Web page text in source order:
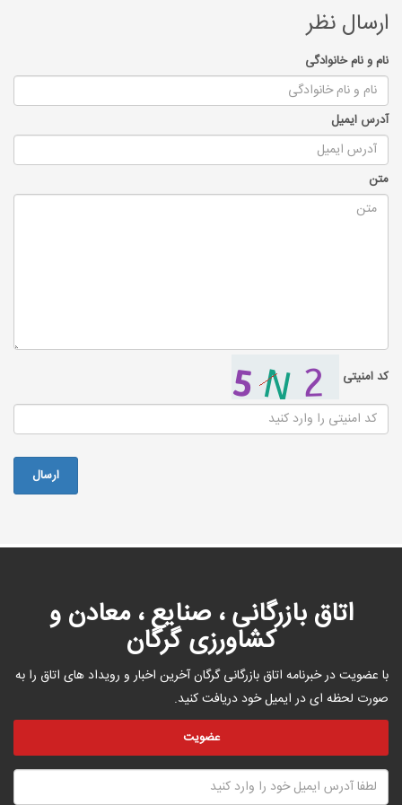
ارسال نظر
نام و نام خانوادگی
آدرس ایمیل
متن
کد امنیتی
اتاق بازرگانی ، صنایع ، معادن و
کشاورزی گرگان
با عضویت در خبرنامه اتاق بازرگانی گرگان آخرین اخبار و رویداد های اتاق را به
صورت لحظه ای در ایمیل خود دریافت کنید.